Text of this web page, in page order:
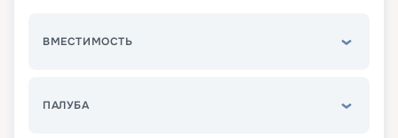
ВМЕСТИМОСТЬ
ПАЛУБА